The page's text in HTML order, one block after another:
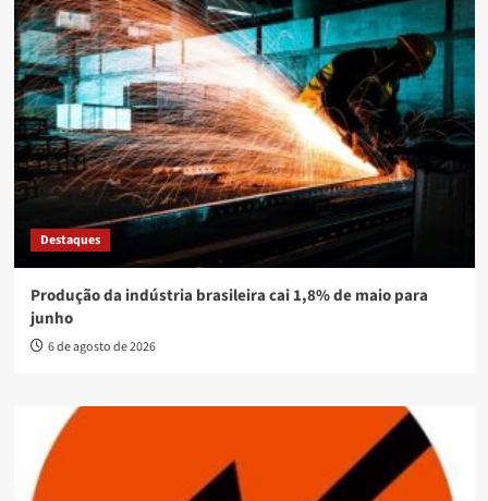
Destaques
Produção da indústria brasileira cai 1,8% de maio para
junho
6 de agosto de 2026